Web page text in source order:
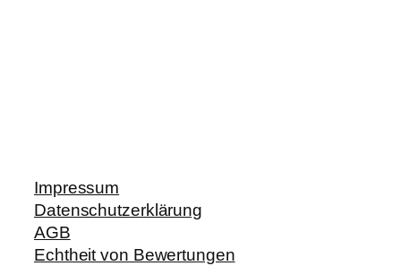
Impressum
Datenschutzerklärung
AGB
Echtheit von Bewertungen